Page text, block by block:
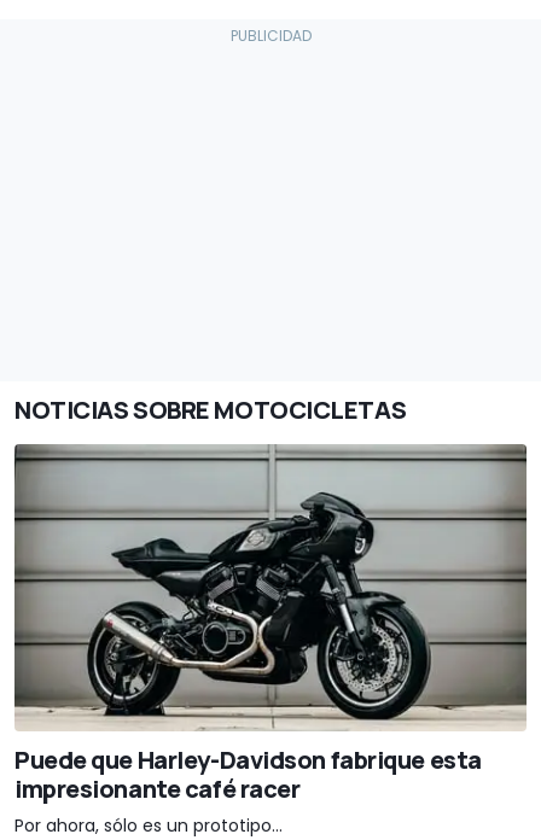
NOTICIAS SOBRE MOTOCICLETAS
Puede que Harley-Davidson fabrique esta
impresionante café racer
Por ahora, sólo es un prototipo...